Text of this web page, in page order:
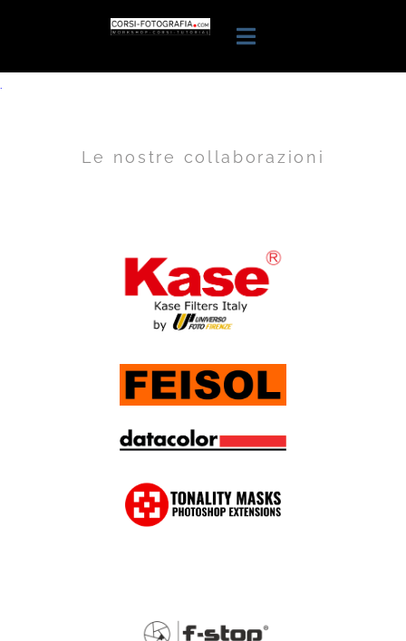
Le nostre collaborazioni